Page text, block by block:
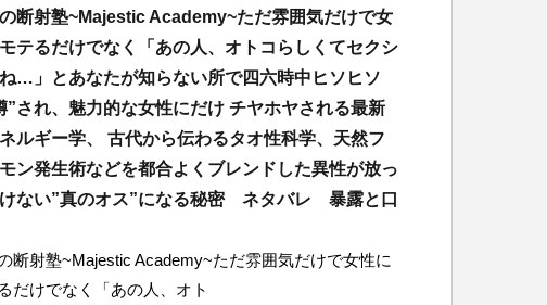
断射塾~Majestic Academy~ただ雰囲気だけで女
テるだけでなく「あの人、オトコらしくてセクシ
…」とあなたが知らない所で四六時中ヒソヒソ
”され、魅力的な女性にだけ チヤホヤされる最新
ルギー学、 古代から伝わるタオ性科学、天然フ
ン発生術などを都合よくブレンドした異性が放っ
ない”真のオス”になる秘密 ネタバレ 暴露と口
断射塾~Majestic Academy~ただ雰囲気だけで女性に
だけでなく「あの人、オト